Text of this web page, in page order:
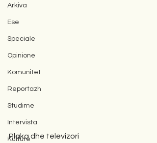
Arkiva
Ese
Speciale
Opinione
Komunitet
Reportazh
Studime
Intervista
Kulturë
Plaka dhe televizori